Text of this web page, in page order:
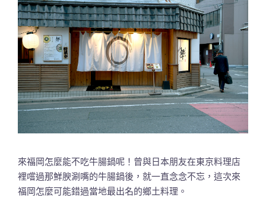
來福岡怎麼能不吃牛腸鍋呢！曾與日本朋友在東京料理店
裡嚐過那鮮腴涮嘴的牛腸鍋後，就一直念念不忘，這次來
福岡怎麼可能錯過當地最出名的鄉土料理。